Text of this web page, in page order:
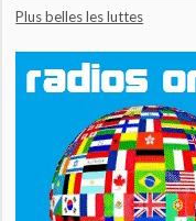
Plus belles les luttes